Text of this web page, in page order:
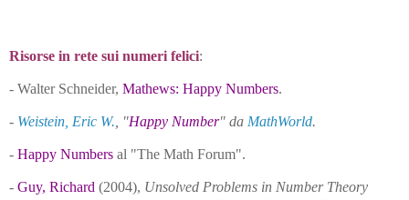
Risorse in rete sui numeri felici:
- Walter Schneider, Mathews: Happy Numbers.
- Weistein, Eric W. , "Happy Number" da MathWorld.
- Happy Numbers al "The Math Forum".
- Guy, Richard (2004), Unsolved Problems in Number Theory